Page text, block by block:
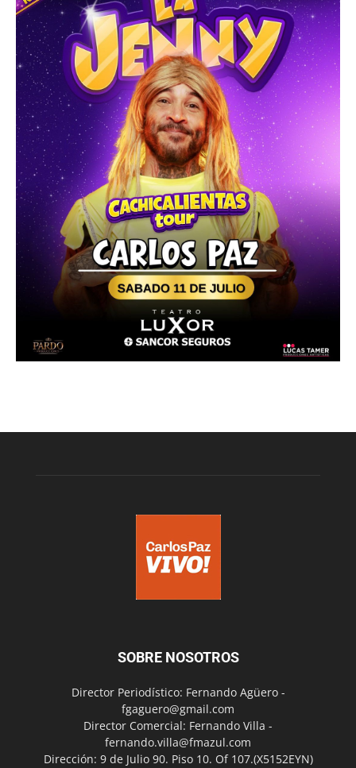
SOBRE NOSOTROS
Director Periodístico: Fernando Agüero -
fgaguero@gmail.com
Director Comercial: Fernando Villa -
fernando.villa@fmazul.com
Dirección: 9 de Julio 90. Piso 10. Of 107.(X5152EYN)